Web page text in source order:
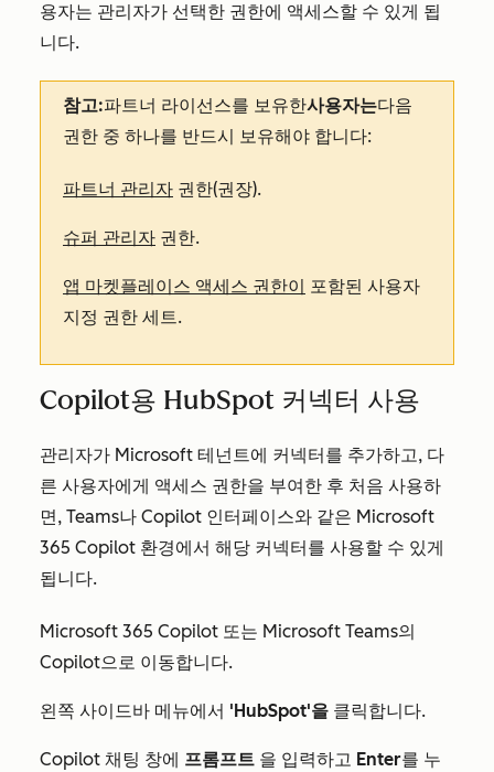
용자는 관리자가 선택한 권한에 액세스할 수 있게 됩
니다.
참고:파트너 라이선스를 보유한사용자는다음
권한 중 하나를 반드시 보유해야 합니다:
파트너 관리자 권한(권장).
슈퍼 관리자 권한.
앱 마켓플레이스 액세스 권한이
포함된 사용자
지정 권한 세트.
Copilot용 HubSpot 커넥터 사용
관리자가 Microsoft 테넌트에 커넥터를 추가하고, 다
른 사용자에게 액세스 권한을 부여한 후 처음 사용하
면, Teams나 Copilot 인터페이스와 같은 Microsoft
365 Copilot 환경에서 해당 커넥터를 사용할 수 있게
됩니다.
Microsoft 365 Copilot 또는 Microsoft Teams의
Copilot으로 이동합니다.
왼쪽 사이드바 메뉴에서 'HubSpot'을 클릭합니다.
Copilot 채팅 창에 프롬프트 을 입력하고 Enter를 누